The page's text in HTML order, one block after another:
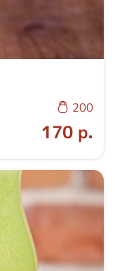
200
170 р.